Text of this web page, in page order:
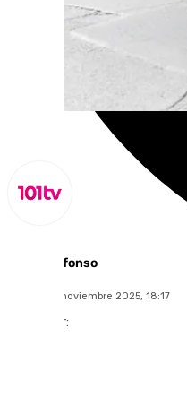
Miguel Alfonso
martes, 25 noviembre 2025, 18:17
Compartir: